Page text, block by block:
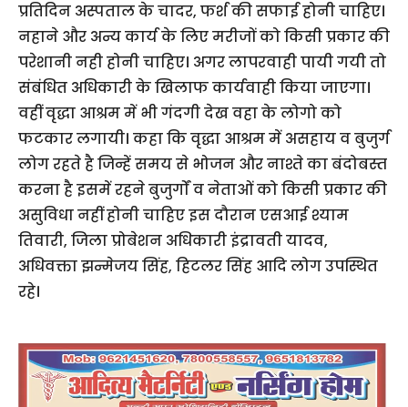
प्रतिदिन अस्पताल के चादर, फर्श की सफाई होनी चाहिए।
नहाने और अन्य कार्य के लिए मरीजों को किसी प्रकार की
परेशानी नही होनी चाहिए। अगर लापरवाही पायी गयी तो
संबंधित अधिकारी के खिलाफ कार्यवाही किया जाएगा।
वहीं वृद्धा आश्रम में भी गंदगी देख वहा के लोगो को
फटकार लगायी। कहा कि वृद्धा आश्रम में असहाय व बुजुर्ग
लोग रहते है जिन्हें समय से भोजन और नाश्ते का बंदोबस्त
करना है इसमें रहने बुजुर्गों व नेताओं को किसी प्रकार की
असुविधा नहीं होनी चाहिए इस दौरान एसआई श्याम
तिवारी, जिला प्रोबेशन अधिकारी इंद्रावती यादव,
अधिवक्ता झन्मेजय सिंह, हिटलर सिंह आदि लोग उपस्थित
रहे।